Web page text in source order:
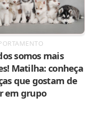
somos mais
Matilha: conheça
que gostam de
em grupo